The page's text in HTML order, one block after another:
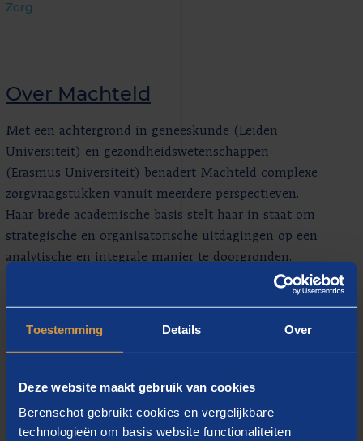
Toestemming Details Over
Deze website maakt gebruik van cookies
Berenschot gebruikt cookies en vergelijkbare
technologieën om basis website functionaliteiten
Over Machteld
Met een achtergrond in geneeskunde (Leiden
Universiteit) en gezondheidswetenschappen
(Erasmus Universiteit) benadert Machteld complexe
zorgvraagstukken vanuit meerdere perspectieven.
Haar brede academische basis stelt haar in staat om
strategische en organisatorische uitdagingen op een
analytische en integrale manier te doorgronden.
Dankzij haar klinische kennis, opgedaan tijdens haar
studie en haar ervaring als medisch secretaresse en
adviseur in diverse projecten, heeft zij een scherp oog
ontwikkeld voor de dynamiek binnen ziekenhuizen.
Binnen Berenschot richt zij zich op thema’s als
inzet van zorgprofessionals. Haar werkwijze kenmerkt
Zorg